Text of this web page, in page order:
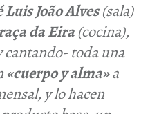
Luis João Alves(sala)
da Eira(cocina),
cantando-toda una
«cuerpo y alma»a
y lo hacen